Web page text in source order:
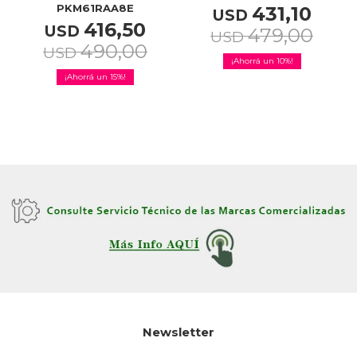
PKM61RAA8E
USD 416,50
USD 490,00
15
USD 431,10
USD 479,00
10
Newsletter